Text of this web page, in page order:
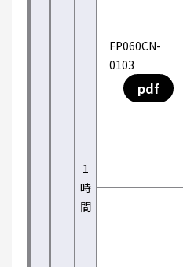
1
時
間
FP060CN-
0103
pdf